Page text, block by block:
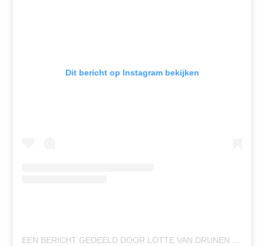
Dit bericht op Instagram bekijken
EEN BERICHT GEDEELD DOOR LOTTE VAN DRUNEN (@LOTTEVANDRUNEN401)